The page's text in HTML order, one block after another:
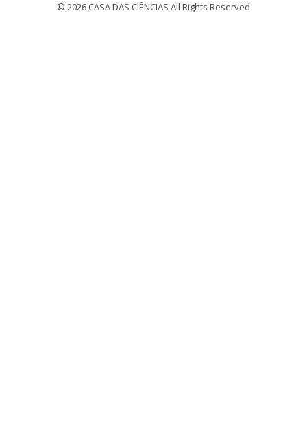
© 2026 CASA DAS CIÊNCIAS All Rights Reserved